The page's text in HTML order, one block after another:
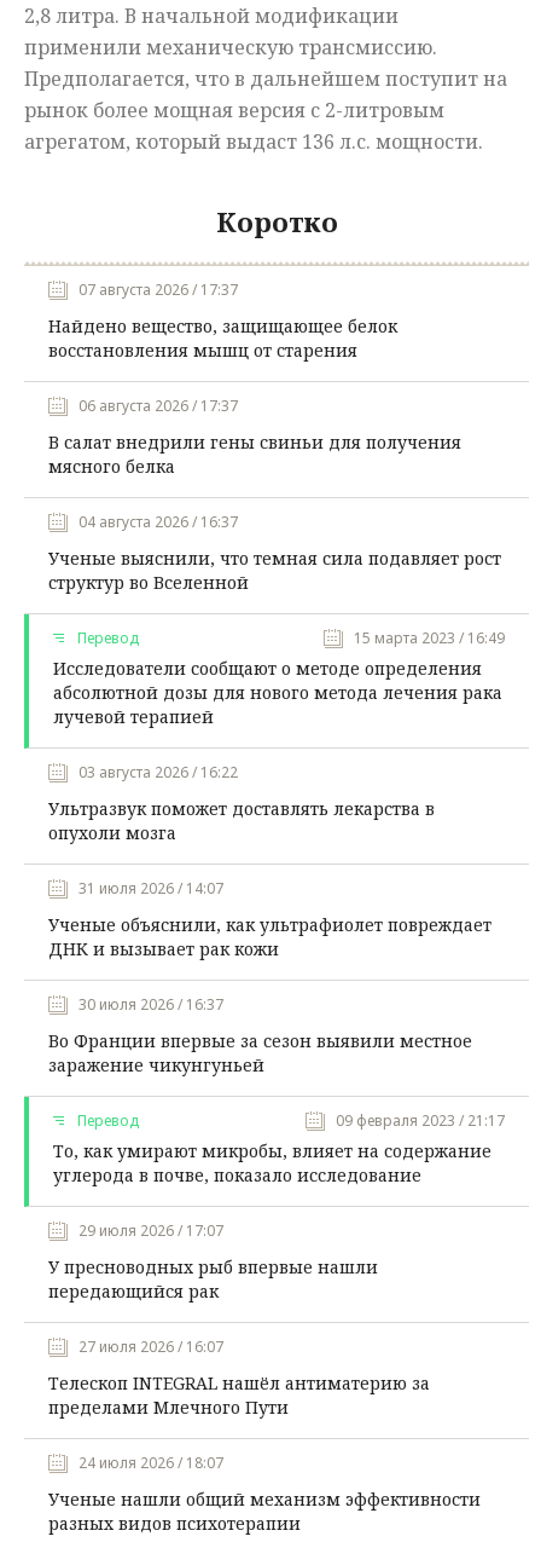
2,8 литра. В начальной модификации
применили механическую трансмиссию.
Предполагается, что в дальнейшем поступит на
рынок более мощная версия с 2-литровым
агрегатом, который выдаст 136 л.с. мощности.
Коротко
07 августа 2026 / 17:37
Найдено вещество, защищающее белок
восстановления мышц от старения
06 августа 2026 / 17:37
В салат внедрили гены свиньи для получения
мясного белка
04 августа 2026 / 16:37
Ученые выяснили, что темная сила подавляет рост
структур во Вселенной
Перевод 15 марта 2023 / 16:49
Исследователи сообщают о методе определения
абсолютной дозы для нового метода лечения рака
лучевой терапией
03 августа 2026 / 16:22
Ультразвук поможет доставлять лекарства в
опухоли мозга
31 июля 2026 / 14:07
Ученые объяснили, как ультрафиолет повреждает
ДНК и вызывает рак кожи
30 июля 2026 / 16:37
Во Франции впервые за сезон выявили местное
заражение чикунгуньей
Перевод 09 февраля 2023 / 21:17
То, как умирают микробы, влияет на содержание
углерода в почве, показало исследование
29 июля 2026 / 17:07
У пресноводных рыб впервые нашли
передающийся рак
27 июля 2026 / 16:07
Телескоп INTEGRAL нашёл антиматерию за
пределами Млечного Пути
24 июля 2026 / 18:07
Ученые нашли общий механизм эффективности
разных видов психотерапии